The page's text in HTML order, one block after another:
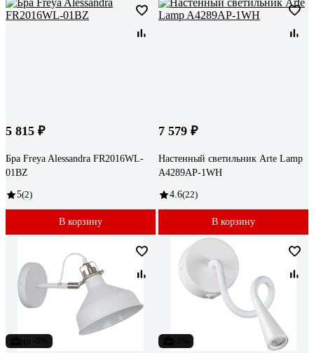
5 815 ₽
Бра Freya Alessandra FR2016WL-
01BZ
5(2)
В корзину
7 579 ₽
Настенный светильник Arte Lamp
A4289AP-1WH
4.6(22)
В корзину